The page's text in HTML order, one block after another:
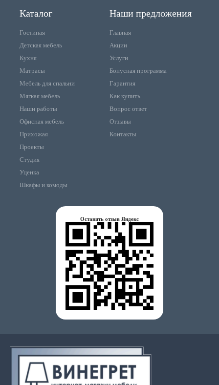
Каталог
Гостиная
Детская мебель
Кухня
Матрасы
Мебель для спальни
Мягкая мебель
Наши работы
Офисная мебель
Прихожая
Проекты
Студия
Уценка
Шкафы и комоды
Наши предложения
Главная
Акции
Услуги
Бонусная программа
Гарантия
Как купить
Вопрос ответ
Отзывы
Контакты
Оставить отзыв Яндекс